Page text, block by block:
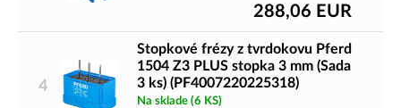
288,06 EUR
4
Stopkové frézy z tvrdokovu Pferd
1504 Z3 PLUS stopka 3 mm (Sada
3 ks) (PF4007220225318)
Na sklade (6 KS)